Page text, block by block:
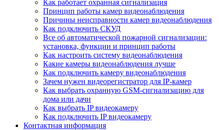
Как работает охранная сигнализация
Принцип работы камер видеонаблюдения
Причины неисправности камер видеонаблюдения
Как подключить СКУД
Все об автоматической пожарной сигнализации:
установка, функции и принцип работы
Как настроить систему видеонаблюдения
Какие камеры видеонаблюдения лучше
Как подключить камеру видеонаблюдения
Зачем нужен видеорегистратор для IP-камер
Как выбрать охранную GSM-сигнализацию для
дома или дачи
Как выбрать IP видеокамеру
Как подключить IP видеокамеру
Контактная информация